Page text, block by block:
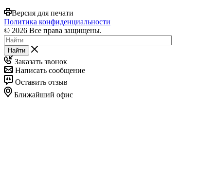
Версия для печати
Политика конфиденциальности
© 2026 Все права защищены.
Найти
Заказать звонок
Написать сообщение
Оставить отзыв
Ближайший офис